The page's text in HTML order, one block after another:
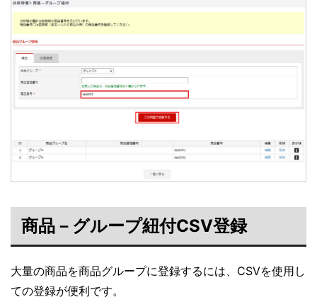
商品－グループ紐付CSV登録
大量の商品を商品グループに登録するには、CSVを使用し
ての登録が便利です。